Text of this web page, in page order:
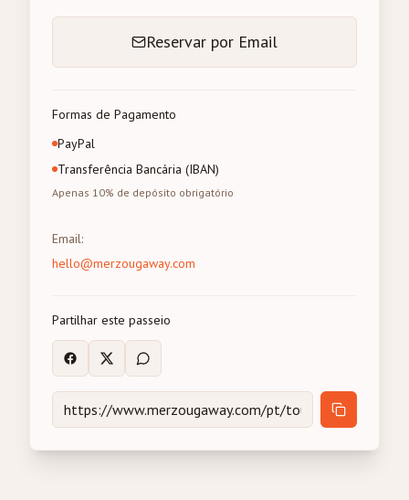
Reservar por Email
Formas de Pagamento
PayPal
Transferência Bancária (IBAN)
Apenas 10% de depósito obrigatório
Email:
hello@merzougaway.com
Partilhar este passeio